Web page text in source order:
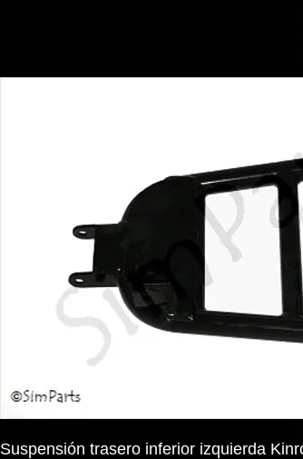
Suspensión trasero inferior izquierda